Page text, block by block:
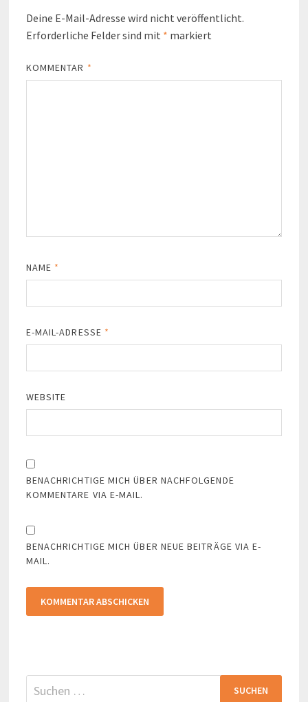
Deine E-Mail-Adresse wird nicht veröffentlicht.
Erforderliche Felder sind mit * markiert
KOMMENTAR *
NAME *
E-MAIL-ADRESSE *
WEBSITE
BENACHRICHTIGE MICH ÜBER NACHFOLGENDE
KOMMENTARE VIA E-MAIL.
BENACHRICHTIGE MICH ÜBER NEUE BEITRÄGE VIA E-
MAIL.
Suchen